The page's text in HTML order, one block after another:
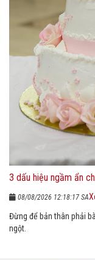
3 dấu hiệu ngầm ẩn
08/08/2026 12:18:17 SA
Đừng để bản thân phải
ngột.